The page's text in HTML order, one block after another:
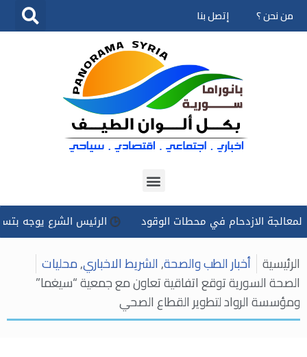
تخطى
من نحن ؟ إتصل بنا
الازدحام في محطات الوقود الرئيس الشرع يوجه بتسخير كل
الرئيسية أخبار الطب والصحة,الشريط الاخباري,محليات
الصحة السورية توقع اتفاقية تعاون مع جمعية “سيغما”
ومؤسسة الرواد لتطوير القطاع الصحي